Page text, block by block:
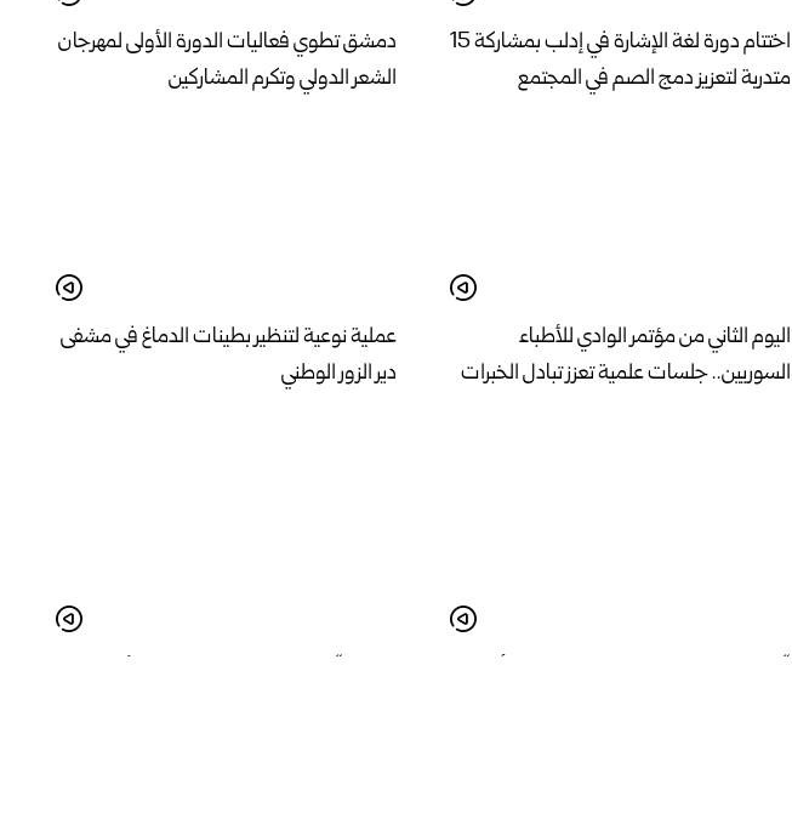
اختتام دورة لغة الإشارة في إدلب بمشاركة 15
متدربة لتعزيز دمج الصم في المجتمع
دمشق تطوي فعاليات الدورة الأولى لمهرجان
الشعر الدولي وتكرم المشاركين
اليوم الثاني من مؤتمر الوادي للأطباء
السوريين.. جلسات علمية تعزز تبادل الخبرات
عملية نوعية لتنظير بطينات الدماغ في مشفى
دير الزور الوطني